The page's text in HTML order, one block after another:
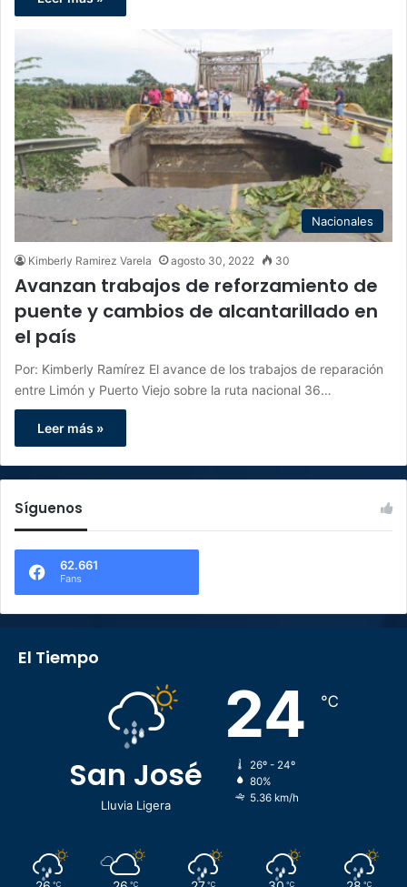
Nacionales
Kimberly Ramirez Varela agosto 30, 2022 30
Avanzan trabajos de reforzamiento de
puente y cambios de alcantarillado en
el país
Por: Kimberly Ramírez El avance de los trabajos de reparación
entre Limón y Puerto Viejo sobre la ruta nacional 36…
Leer más »
Síguenos
62.661
Fans
El Tiempo
San José
Lluvia Ligera
24 ℃
26º - 24º
80%
5.36 km/h
℃ ℃ ℃ ℃ ℃